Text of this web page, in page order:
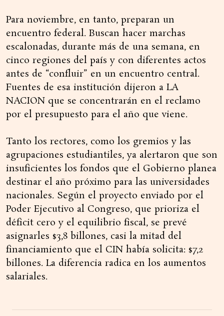
Para noviembre, en tanto, preparan un
encuentro federal. Buscan hacer marchas
escalonadas, durante más de una semana, en
cinco regiones del país y con diferentes actos
antes de “confluir” en un encuentro central.
Fuentes de esa institución dijeron a LA
NACION que se concentrarán en el reclamo
por el presupuesto para el año que viene.
Tanto los rectores, como los gremios y las
agrupaciones estudiantiles, ya alertaron que son
insuficientes los fondos que el Gobierno planea
destinar el año próximo para las universidades
nacionales. Según el proyecto enviado por el
Poder Ejecutivo al Congreso, que prioriza el
déficit cero y el equilibrio fiscal, se prevé
asignarles $3,8 billones, casi la mitad del
financiamiento que el CIN había solicita: $7,2
billones. La diferencia radica en los aumentos
salariales.